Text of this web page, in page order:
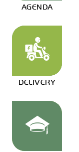
AGENDA
DELIVERY